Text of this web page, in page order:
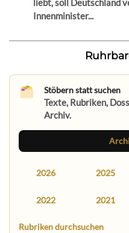
liebt, soll Deutschland
Innenminister...
Stöbern statt suchen
Texte, Rubriken,
Archiv.
2026 2025
2022 2021
Rubriken durchsuchen